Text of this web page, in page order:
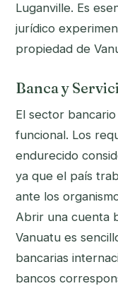
Luganville. Es
jurídico
propiedad de
Banca y
El sector
funcional. Los
endurecido
ya que el país
ante los
Abrir una cuenta
Vanuatu es
bancarias
bancos